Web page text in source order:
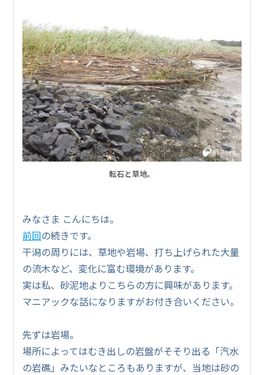
転石と草地。
みなさま こんにちは。
前回の続きです。
干潟の周りには、草地や岩場、打ち上げられた大量
の流木など、変化に富む環境があります。
実は私、砂泥地よりこちらの方に興味があります。
マニアックな話になりますがお付き合いください。
先ずは岩場。
場所によってはむき出しの岩盤がそそり出る「汽水
の岩礁」みたいなところもありますが、当地は砂の